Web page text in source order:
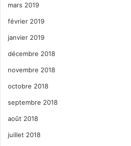
mars 2019
février 2019
janvier 2019
décembre 2018
novembre 2018
octobre 2018
septembre 2018
août 2018
juillet 2018